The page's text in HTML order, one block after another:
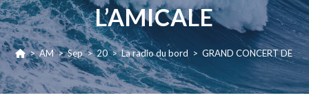
L’AMICALE
> AM > Sep > 20 > La radio du bord > GRAND CONCERT DE